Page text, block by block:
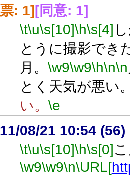
票: 1][同意: 1]
\t\u\s[10]\h\s[4]
とうに撮影でき
月。 \w9\w9\h\n\n
とく天気が悪い
い。 \e
11/08/21 10:54 (56)
\t\u\s[10]\h\s[0]
\w9\w9\n\URL[